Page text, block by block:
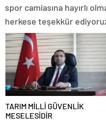
spor camiasına hayırlı
herkese teşekkür
TARIM MİLLİ GÜVENLİK
MESELESİDİR